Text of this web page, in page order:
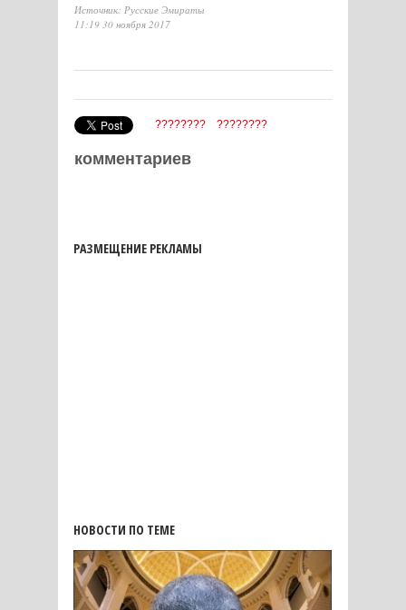
Источник: Русские Эмираты
11:19 30 ноября 2017
???????? ????????
комментариев
РАЗМЕЩЕНИЕ РЕКЛАМЫ
НОВОСТИ ПО ТЕМЕ